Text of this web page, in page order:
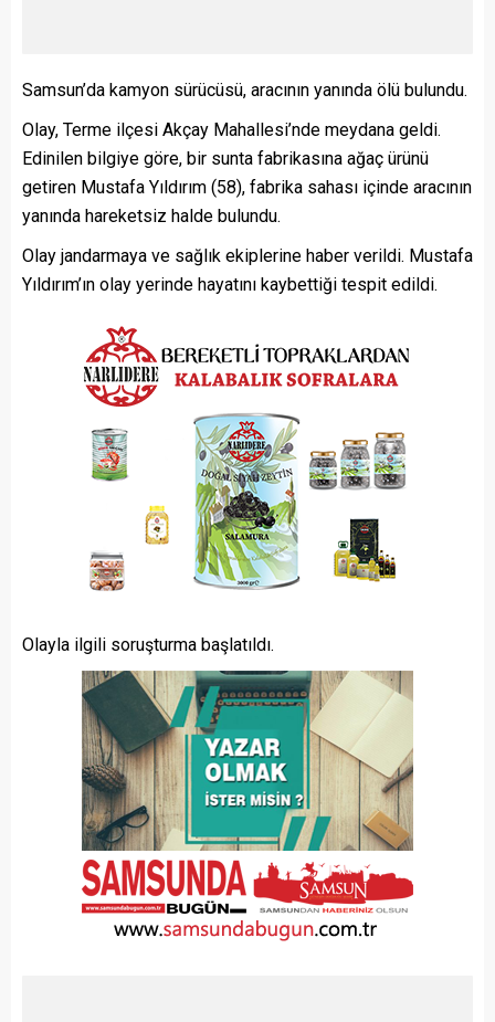
Samsun’da kamyon sürücüsü, aracının yanında ölü bulundu.
Olay, Terme ilçesi Akçay Mahallesi’nde meydana geldi.
Edinilen bilgiye göre, bir sunta fabrikasına ağaç ürünü
getiren Mustafa Yıldırım (58), fabrika sahası içinde aracının
yanında hareketsiz halde bulundu.
Olay jandarmaya ve sağlık ekiplerine haber verildi. Mustafa
Yıldırım’ın olay yerinde hayatını kaybettiği tespit edildi.
Olayla ilgili soruşturma başlatıldı.